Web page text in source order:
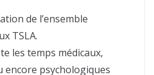
de l’ensemble
TSLA.
les temps médicaux,
encore psychologiques